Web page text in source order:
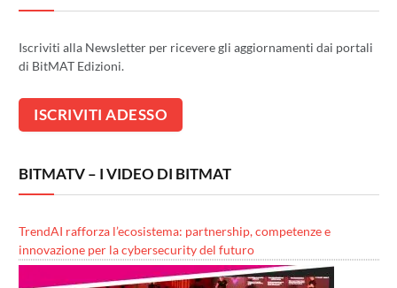
Iscriviti alla Newsletter per ricevere gli aggiornamenti dai portali
di BitMAT Edizioni.
BITMATV – I VIDEO DI BITMAT
TrendAI rafforza l’ecosistema: partnership, competenze e
innovazione per la cybersecurity del futuro